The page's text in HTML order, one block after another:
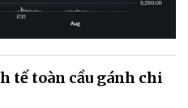
tế toàn cầu gánh chi